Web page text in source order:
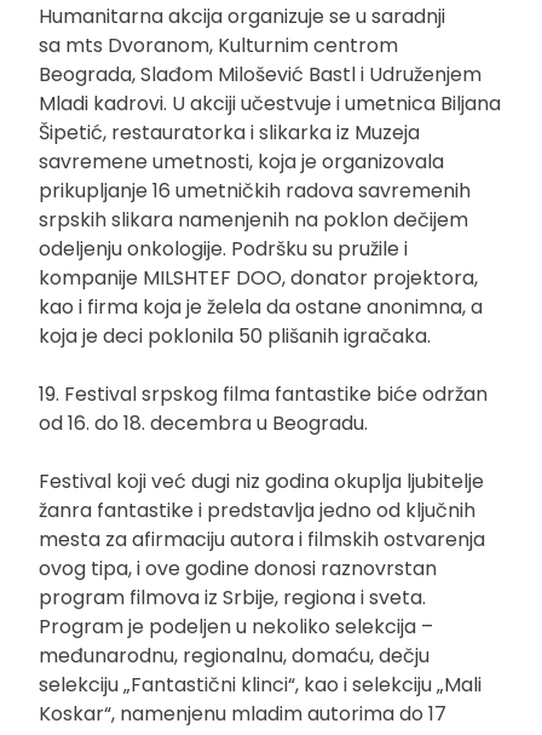
Humanitarna akcija organizuje se u saradnji
sa mts Dvoranom, Kulturnim centrom
Beograda, Slađom Milošević Bastl i Udruženjem
Mladi kadrovi. U akciji učestvuje i umetnica Biljana
Šipetić, restauratorka i slikarka iz Muzeja
savremene umetnosti, koja je organizovala
prikupljanje 16 umetničkih radova savremenih
srpskih slikara namenjenih na poklon dečijem
odeljenju onkologije. Podršku su pružile i
kompanije MILSHTEF DOO, donator projektora,
kao i firma koja je želela da ostane anonimna, a
koja je deci poklonila 50 plišanih igračaka.
19. Festival srpskog filma fantastike biće održan
od 16. do 18. decembra u Beogradu.
Festival koji već dugi niz godina okuplja ljubitelje
žanra fantastike i predstavlja jedno od ključnih
mesta za afirmaciju autora i filmskih ostvarenja
ovog tipa, i ove godine donosi raznovrstan
program filmova iz Srbije, regiona i sveta.
Program je podeljen u nekoliko selekcija –
međunarodnu, regionalnu, domaću, dečju
selekciju „Fantastični klinci“, kao i selekciju „Mali
Koskar“, namenjenu mladim autorima do 17